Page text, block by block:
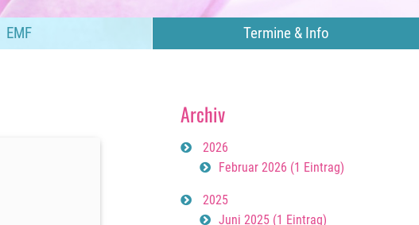
EMF Termine & Info
Archiv
2026
Februar 2026 (1 Eintrag)
2025
Juni 2025 (1 Eintrag)